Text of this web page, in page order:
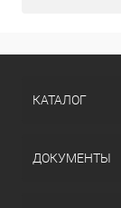
КАТАЛОГ
ДОКУМЕНТЫ